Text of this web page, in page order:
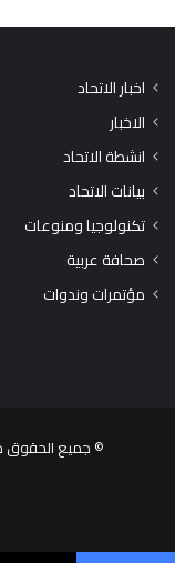
اخبار الاتحاد
الاخبار
انشطة الاتحاد
بيانات الاتحاد
تكنولوجيا ومنوعات
صحافة عربية
مؤتمرات وندوات
© جميع